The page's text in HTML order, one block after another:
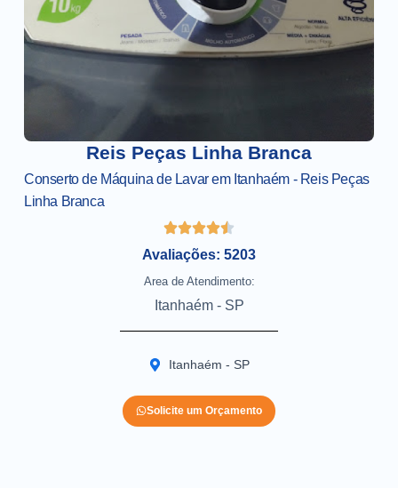
Reis Peças Linha Branca
Conserto de Máquina de Lavar em Itanhaém - Reis Peças
Linha Branca
Avaliações: 5203
Area de Atendimento:
Itanhaém - SP
Itanhaém - SP
Solicite um Orçamento